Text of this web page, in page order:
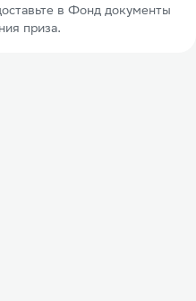
в Фонд документы
приза.